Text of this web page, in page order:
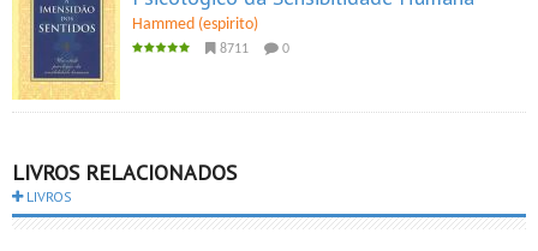
Hammed (espirito)
8711 0
LIVROS RELACIONADOS
LIVROS